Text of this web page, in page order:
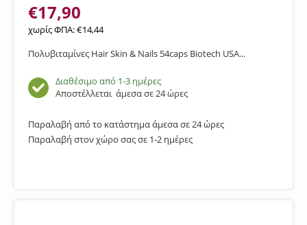
€17,90
χωρίς ΦΠΑ:€14,44
Πολυβιταμίνες Hair Skin & Nails 54caps Biotech USA...
Διαθέσιμο από 1-3 ημέρες
Αποστέλλεται άμεσα σε 24 ώρες
Παραλαβή από το κατάστημα άμεσα σε 24 ώρες
Παραλαβή στον χώρο σας σε 1-2 ημέρες